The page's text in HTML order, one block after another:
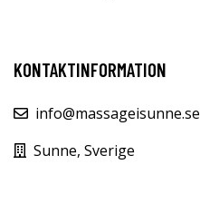
KONTAKTINFORMATION
info@massageisunne.se
Sunne, Sverige